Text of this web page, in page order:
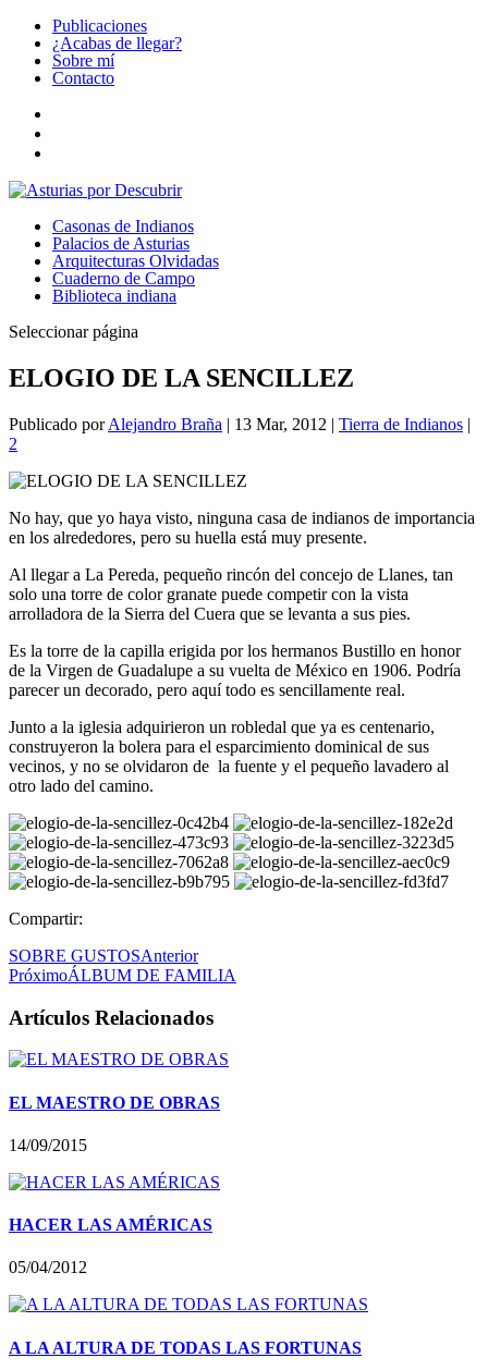
Publicaciones
¿Acabas de llegar?
Sobre mí
Contacto
Casonas de Indianos
Palacios de Asturias
Arquitecturas Olvidadas
Cuaderno de Campo
Biblioteca indiana
Seleccionar página
ELOGIO DE LA SENCILLEZ
Publicado porAlejandro Braña | 13 Mar, 2012 | Tierra de Indianos |
2
No hay, que yo haya visto, ninguna casa de indianos de importancia
en los alrededores, pero su huella está muy presente.
Al llegar a La Pereda, pequeño rincón del concejo de Llanes, tan
solo una torre de color granate puede competir con la vista
arrolladora de la Sierra del Cuera que se levanta a sus pies.
Es la torre de la capilla erigida por los hermanos Bustillo en honor
de la Virgen de Guadalupe a su vuelta de México en 1906. Podría
parecer un decorado, pero aquí todo es sencillamente real.
Junto a la iglesia adquirieron un robledal que ya es centenario,
construyeron la bolera para el esparcimiento dominical de sus
vecinos, y no se olvidaron de la fuente y el pequeño lavadero al
otro lado del camino.
Compartir:
SOBRE GUSTOSAnterior
PróximoÁLBUM DE FAMILIA
Artículos Relacionados
EL MAESTRO DE OBRAS
14/09/2015
HACER LAS AMÉRICAS
05/04/2012
A LA ALTURA DE TODAS LAS FORTUNAS